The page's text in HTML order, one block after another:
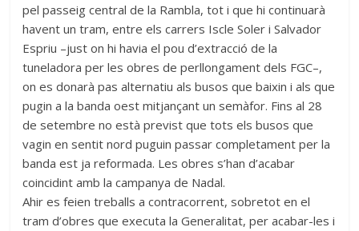
pel passeig central de la Rambla, tot i que hi continuarà
havent un tram, entre els carrers Iscle Soler i Salvador
Espriu –just on hi havia el pou d’extracció de la
tuneladora per les obres de perllongament dels FGC–,
on es donarà pas alternatiu als busos que baixin i als que
pugin a la banda oest mitjançant un semàfor. Fins al 28
de setembre no està previst que tots els busos que
vagin en sentit nord puguin passar completament per la
banda est ja reformada. Les obres s’han d’acabar
coincidint amb la campanya de Nadal.
Ahir es feien treballs a contracorrent, sobretot en el
tram d’obres que executa la Generalitat, per acabar-les i